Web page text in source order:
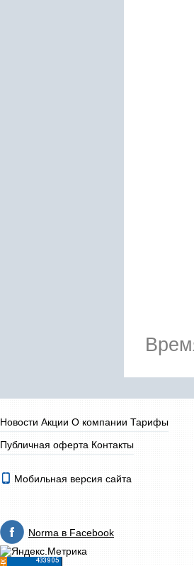
Новости Акции О компании Тарифы
Публичная оферта Контакты
Мобильная версия сайта
Norma в Facebook